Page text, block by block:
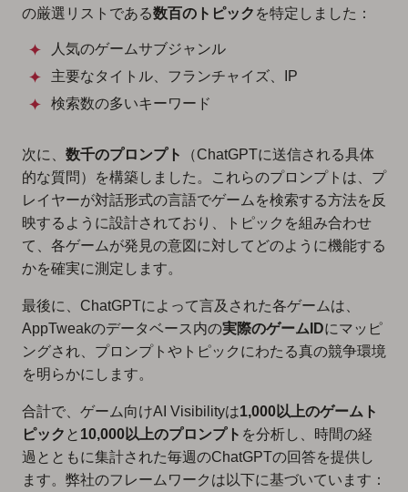
の厳選リストである数百のトピック を特定しました：
人気のゲームサブジャンル
主要なタイトル、フランチャイズ、IP
検索数の多いキーワード
次に、 数千のプロンプト
（ChatGPTに送信される具体
的な質問）を構築しました。これらのプロンプトは、プ
レイヤーが対話形式の言語でゲームを検索する方法を反
映するように設計されており、トピックを組み合わせ
て、各ゲームが発見の意図に対してどのように機能する
かを確実に測定します。
最後に、ChatGPTによって言及された各ゲームは、
AppTweakのデータベース内の実際のゲームIDにマッピ
ングされ、プロンプトやトピックにわたる真の競争環境
を明らかにします。
合計で、ゲーム向けAI Visibilityは1,000以上のゲームト
ピック と 10,000以上のプロンプト を分析し、時間の経
過とともに集計された毎週のChatGPTの回答を提供し
ます。弊社のフレームワークは以下に基づいています：